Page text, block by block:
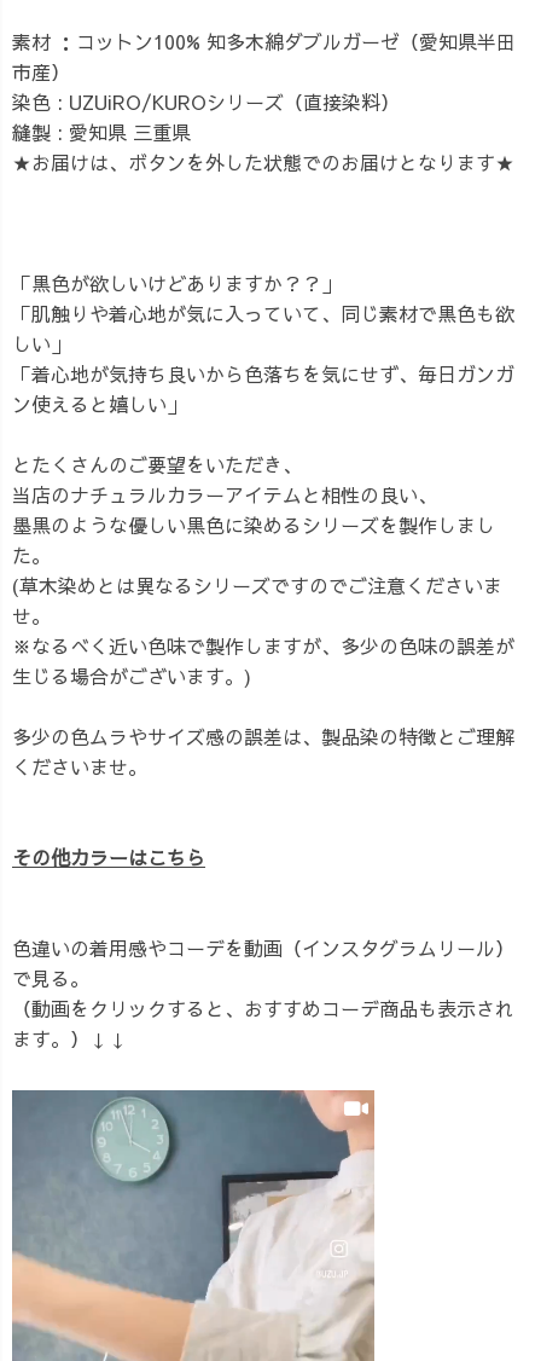
素材 ：コットン100% 知多木綿ダブルガーゼ（愛知県半田
市産）
染色 : UZUiRO/KUROシリーズ（直接染料）
縫製 : 愛知県 三重県
★お届けは、ボタンを外した状態でのお届けとなります★
「黒色が欲しいけどありますか？？」
「肌触りや着心地が気に入っていて、同じ素材で黒色も欲
しい」
「着心地が気持ち良いから色落ちを気にせず、毎日ガンガ
ン使えると嬉しい」
とたくさんのご要望をいただき、
当店のナチュラルカラーアイテムと相性の良い、
墨黒のような優しい黒色に染めるシリーズを製作しまし
た。
(草木染めとは異なるシリーズですのでご注意くださいま
せ。
※なるべく近い色味で製作しますが、多少の色味の誤差が
生じる場合がございます。)
多少の色ムラやサイズ感の誤差は、製品染の特徴とご理解
くださいませ。
その他カラーはこちら
色違いの着用感やコーデを動画（インスタグラムリール）
で見る。
（動画をクリックすると、おすすめコーデ商品も表示され
ます。）↓↓